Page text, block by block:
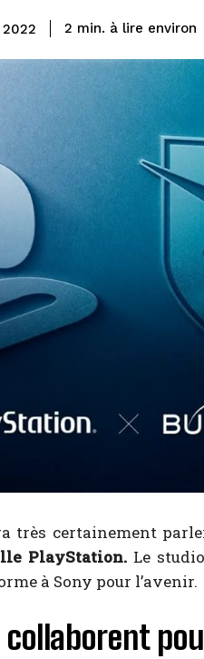
2 min. à lire environ
très certainement
PlayStation.Le
à Sony pour l’avenir.